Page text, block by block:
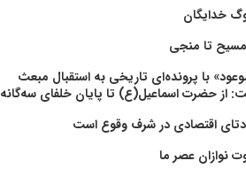
خدایگان
مسیح تا منجی
با پرونده‌ای تاریخی به استقبال مبعث
از حضرت اسماعیل(ع) تا پایان خلفای سه‌گانه
اقتصادی در شرف وقوع است
نوازان عصر ما